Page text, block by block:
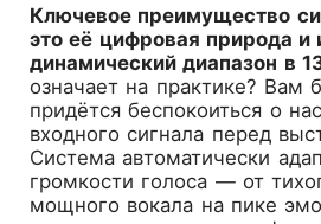
Ключевое преимущество
это её цифровая природа и
динамический диапазон в
означает на практике? Вам
придётся беспокоиться о
входного сигнала перед
Система автоматически
громкости голоса — от
мощного вокала на пике